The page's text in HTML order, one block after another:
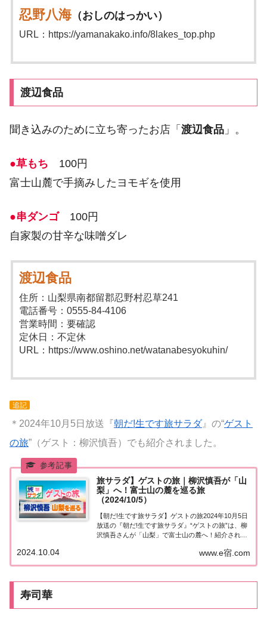
忍野八海（おしのはっかい）
URL：https://yamanakako.info/8lakes_top.php
渡辺食品
聞き込みのために立ち寄ったお店「 渡辺食品 」。
●草もち 100円
富士山麓で手摘みしたヨモギを使用
●串ダンゴ100円
自家製の甘辛な味噌ダレ
渡辺食品
住所：山梨県南都留郡忍野村忍草241
電話番号：0555-84-4106
営業時間：要確認
定休日：不定休
URL：https://www.oshino.net/watanabesyokuhin/
追記
＊2024年10月5日放送『朝だ!生です旅サラダ』の“ゲスト
の旅”（ゲスト：柳沢慎吾）でも紹介されました。
旅サラダ】ゲストの旅｜柳沢慎吾が「山
梨」へ！富士山の麓を巡る旅
（2024/10/5）
【朝だ!生です旅サラダ】ゲストの旅2024年10月5日
放送の『朝だ!生です旅サラダ』“ゲストの旅”は、柳
沢慎吾さんが「山梨」で富士山の麓へ！紹介された
る旅今日の“ゲストの旅”は柳沢慎吾さん。山梨県で
富士山の麓へ！富士五湖のひとつ「山中...
www.e宿.com
2024.10.04
寿司華